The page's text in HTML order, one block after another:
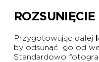
Przygotowując dalej
by odsunąć go od
Standardowo